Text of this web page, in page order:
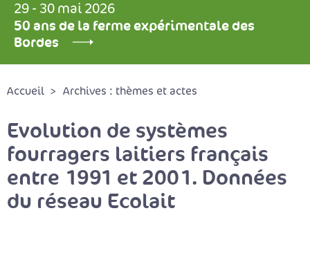
29 - 30 mai 2026
50 ans de la ferme expérimentale des
Bordes
Accueil Archives : thèmes et actes
Evolution de systèmes
fourragers laitiers français
entre 1991 et 2001. Données
du réseau Ecolait